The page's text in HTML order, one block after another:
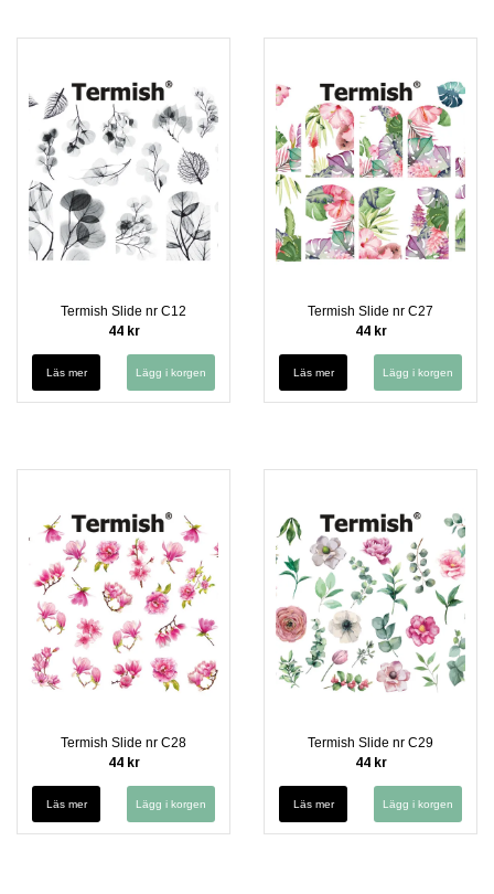
Termish Slide nr C12
44 kr
Läs mer
Termish Slide nr C27
44 kr
Läs mer
Termish Slide nr C28
44 kr
Läs mer
Termish Slide nr C29
44 kr
Läs mer